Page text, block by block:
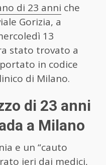
di 23 anni che
Gorizia, a
13
stato trovato a
in codice
di Milano.
di 23 anni
a Milano
e un “cauto
ieri dai medici,